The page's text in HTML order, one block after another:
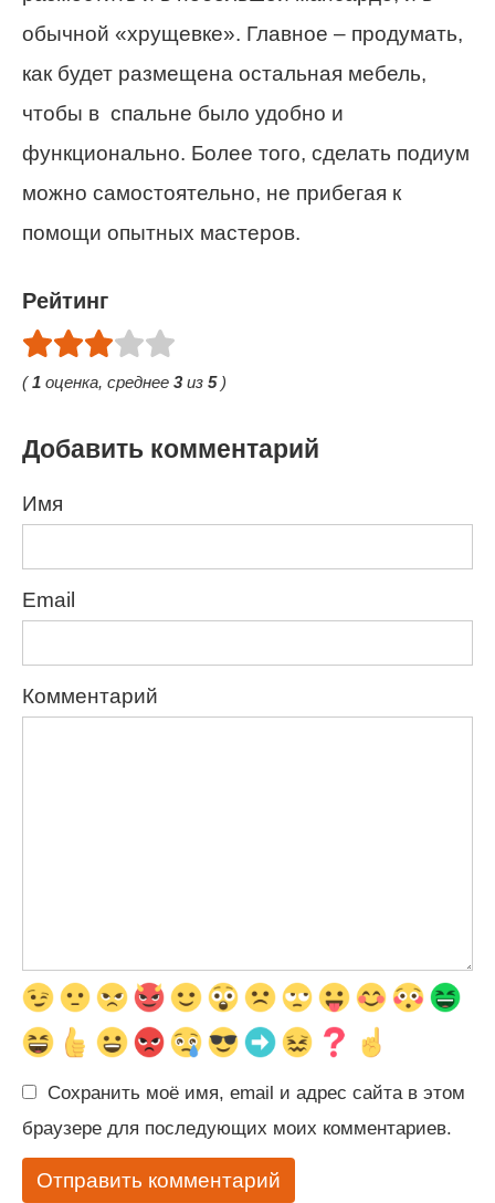
обычной «хрущевке». Главное – продумать,
как будет размещена остальная мебель,
чтобы в спальне было удобно и
функционально. Более того, сделать подиум
можно самостоятельно, не прибегая к
помощи опытных мастеров.
Рейтинг
(1 оценка, среднее 3из 5)
Добавить комментарий
Имя
Email
Комментарий
Сохранить моё имя, email и адрес сайта в этом
браузере для последующих моих комментариев.